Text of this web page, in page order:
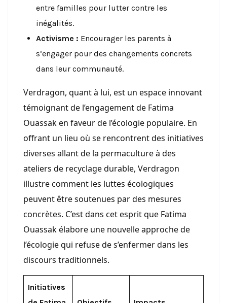
entre familles pour lutter contre les
inégalités.
Activisme : Encourager les parents à
s’engager pour des changements concrets
dans leur communauté.
Verdragon, quant à lui, est un espace innovant
témoignant de l’engagement de Fatima
Ouassak en faveur de l’écologie populaire. En
offrant un lieu où se rencontrent des initiatives
diverses allant de la permaculture à des
ateliers de recyclage durable, Verdragon
illustre comment les luttes écologiques
peuvent être soutenues par des mesures
concrètes. C’est dans cet esprit que Fatima
Ouassak élabore une nouvelle approche de
l’écologie qui refuse de s’enfermer dans les
discours traditionnels.
Initiatives